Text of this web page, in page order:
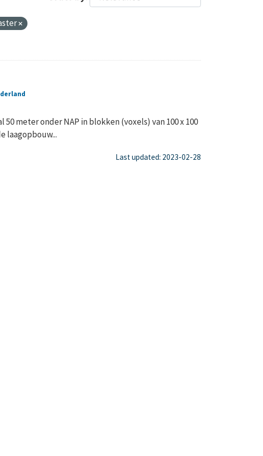
meter onder NAP in blokken (voxels) van 100 x 100
laagopbouw...
Last updated: 2023-02-28